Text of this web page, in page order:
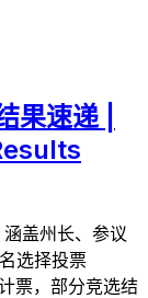
果速递 |
盖州长、参议
选择投票
票，部分竞选结